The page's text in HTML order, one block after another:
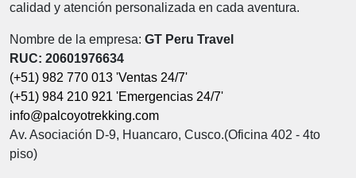
calidad y atención personalizada en cada aventura.
Nombre de la empresa: GT Peru Travel
RUC: 20601976634
(+51) 982 770 013 'Ventas 24/7'
(+51) 984 210 921 'Emergencias 24/7'
info@palcoyotrekking.com
Av. Asociación D-9, Huancaro, Cusco.(Oficina 402 - 4to
piso)